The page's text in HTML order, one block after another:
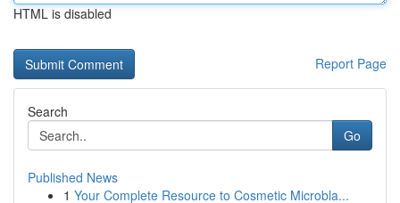
HTML is disabled
Report Page
Search
Go
Published News
1 Your Complete Resource to Cosmetic Microbla...